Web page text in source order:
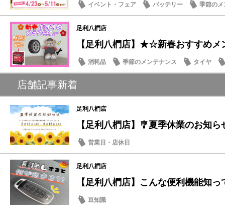
イベント・フェア バッテリー 季節のメ
足利八椚店
【足利八椚店】★☆新春おすすめメ
消耗品 季節のメンテナンス タイヤ
店舗記事新着
足利八椚店
【足利八椚店】🎐夏季休業のお知ら
営業日・店休日
足利八椚店
【足利八椚店】こんな便利機能知
豆知識